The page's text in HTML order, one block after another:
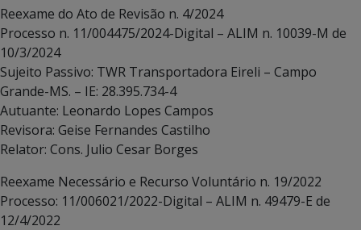
Reexame do Ato de Revisão n. 4/2024
Processo n. 11/004475/2024-Digital – ALIM n. 10039-M de
10/3/2024
Sujeito Passivo: TWR Transportadora Eireli – Campo
Grande-MS. – IE: 28.395.734-4
Autuante: Leonardo Lopes Campos
Revisora: Geise Fernandes Castilho
Relator: Cons. Julio Cesar Borges
Reexame Necessário e Recurso Voluntário n. 19/2022
Processo: 11/006021/2022-Digital – ALIM n. 49479-E de
12/4/2022